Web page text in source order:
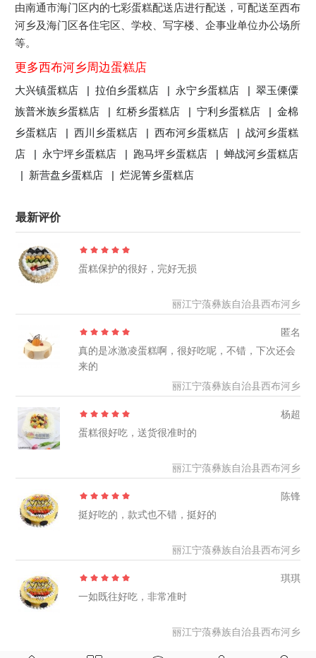
由南通市海门区内的七彩蛋糕配送店进行配送，可配送至西布
河乡及海门区各住宅区、学校、写字楼、企事业单位办公场所
等。
更多西布河乡周边蛋糕店
大兴镇蛋糕店 |拉伯乡蛋糕店 | 永宁乡蛋糕店 |翠玉傈僳
族普米族乡蛋糕店 |红桥乡蛋糕店 |宁利乡蛋糕店 |金棉
乡蛋糕店 |西川乡蛋糕店 |西布河乡蛋糕店 |战河乡蛋糕
店 | 永宁坪乡蛋糕店 | 跑马坪乡蛋糕店 |蝉战河乡蛋糕店
| 新营盘乡蛋糕店 |烂泥箐乡蛋糕店
最新评价
蛋糕保护的很好，完好无损
丽江宁蒗彝族自治县西布河乡
匿名
真的是冰激凌蛋糕啊，很好吃呢，不错，下次还会
来的
丽江宁蒗彝族自治县西布河乡
杨超
蛋糕很好吃，送货很准时的
丽江宁蒗彝族自治县西布河乡
陈锋
挺好吃的，款式也不错，挺好的
丽江宁蒗彝族自治县西布河乡
琪琪
一如既往好吃，非常准时
丽江宁蒗彝族自治县西布河乡